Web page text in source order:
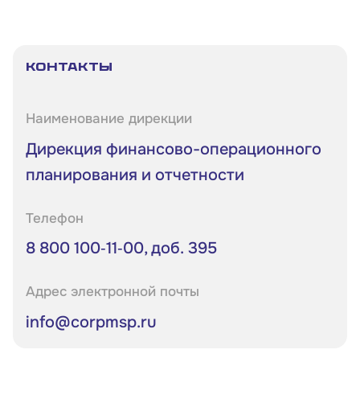
Контакты
Наименование дирекции
Дирекция финансово-операционного
планирования и отчетности
Телефон
8 800 100‑11‑00, доб. 395
Адрес электронной почты
info@corpmsp.ru